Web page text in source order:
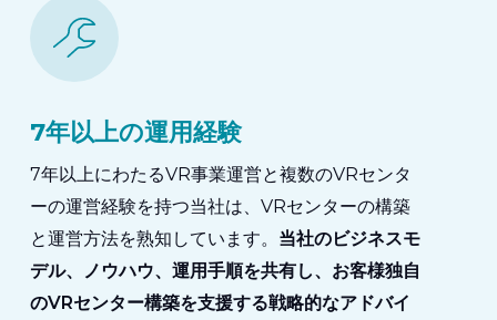
7年以上の運用経験
7年以上にわたるVR事業運営と複数のVRセンタ
ーの運営経験を持つ当社は、VRセンターの構築
と運営方法を熟知しています。 当社のビジネスモ
デル、ノウハウ、運用手順を共有し、お客様独自
のVRセンター構築を支援する戦略的なアドバイ